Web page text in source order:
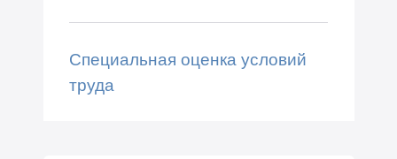
Специальная оценка условий
труда